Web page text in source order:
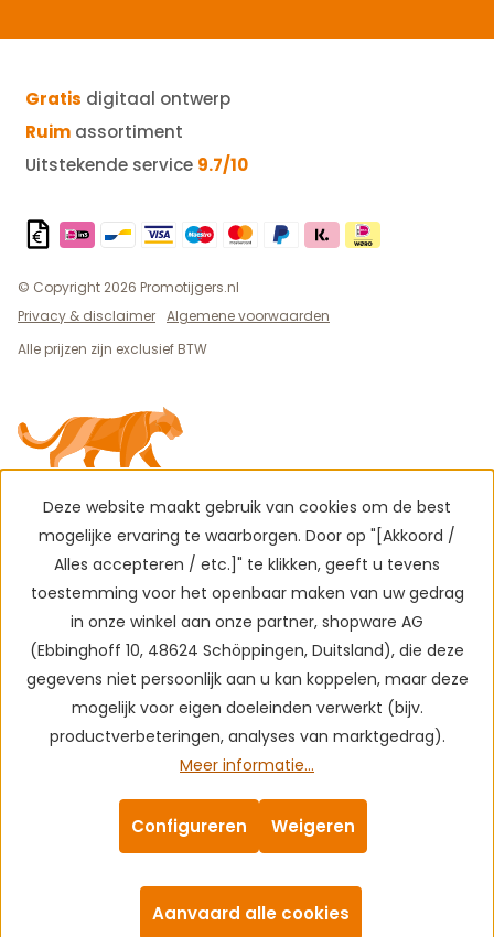
Gratis digitaal ontwerp
Ruim assortiment
Uitstekende service 9.7/10
© Copyright 2026 Promotijgers.nl
Privacy & disclaimer Algemene voorwaarden
Alle prijzen zijn exclusief BTW
Deze website maakt gebruik van cookies om de best
mogelijke ervaring te waarborgen. Door op "[Akkoord /
Alles accepteren / etc.]" te klikken, geeft u tevens
toestemming voor het openbaar maken van uw gedrag
in onze winkel aan onze partner, shopware AG
(Ebbinghoff 10, 48624 Schöppingen, Duitsland), die deze
gegevens niet persoonlijk aan u kan koppelen, maar deze
mogelijk voor eigen doeleinden verwerkt (bijv.
productverbeteringen, analyses van marktgedrag).
Meer informatie...
Weigeren
Configureren
Aanvaard alle cookies